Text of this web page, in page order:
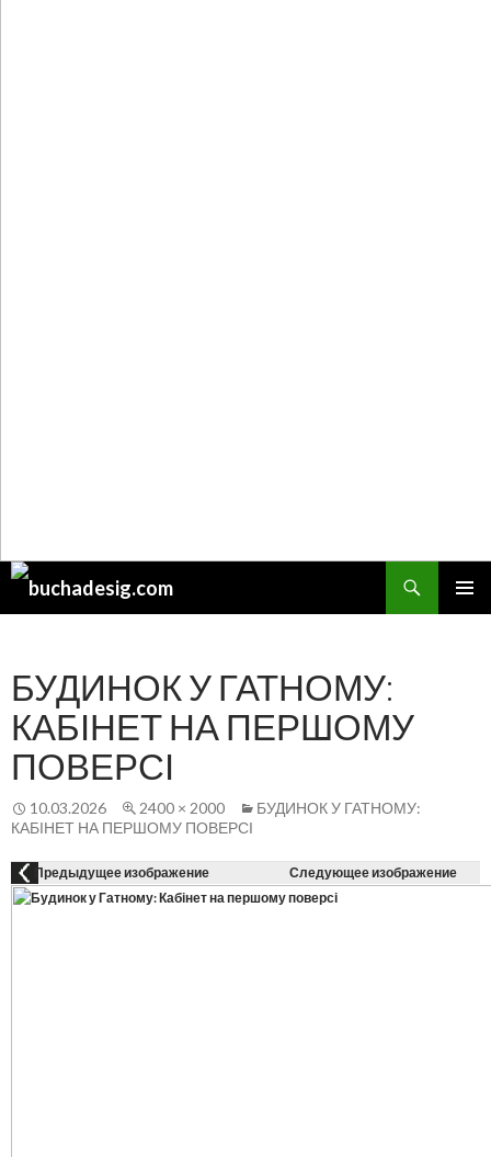
Поиск
БУДИНОК У ГАТНОМУ:
КАБІНЕТ НА ПЕРШОМУ
ПОВЕРСІ
10.03.2026 2400 × 2000
БУДИНОК У ГАТНОМУ:
КАБІНЕТ НА ПЕРШОМУ ПОВЕРСІ
Предыдущее изображение Следующее изображение